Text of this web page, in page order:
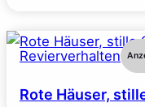
Revierverhalten
Rote Häuser,